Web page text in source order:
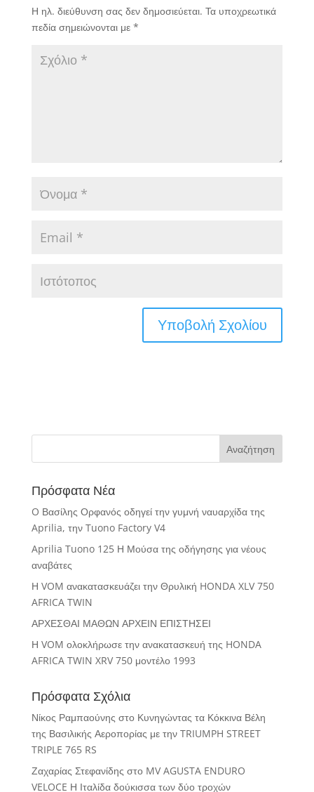
Η ηλ. διεύθυνση σας δεν δημοσιεύεται. Τα υποχρεωτικά
πεδία σημειώνονται με *
Πρόσφατα Νέα
O Βασίλης Ορφανός οδηγεί την γυμνή ναυαρχίδα της
Aprilia, την Tuono Factory V4
Aprilia Tuono 125 Η Μούσα της οδήγησης για νέους
αναβάτες
Η VOM ανακατασκευάζει την Θρυλική HONDA XLV 750
AFRICA TWIN
ΑΡΧΕΣΘΑΙ ΜΑΘΩΝ ΑΡΧΕΙΝ ΕΠΙΣΤΗΣΕΙ
Η VOM ολοκλήρωσε την ανακατασκευή της HONDA
AFRICA TWIN XRV 750 μοντέλο 1993
Πρόσφατα Σχόλια
Νίκος Ραμπαούνης στο Κυνηγώντας τα Κόκκινα Βέλη
της Βασιλικής Αεροπορίας με την TRIUMPH STREET
TRIPLE 765 RS
Ζαχαρίας Στεφανίδης στο MV AGUSTA ENDURO
VELOCE Η Ιταλίδα δούκισσα των δύο τροχών